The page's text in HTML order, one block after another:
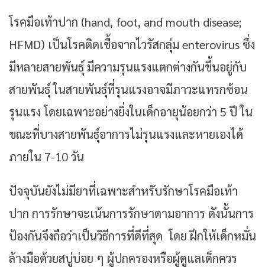
โรคมือเท้าปาก (hand, foot, and mouth disease;
HFMD) เป็นโรคติดเชื้อจากไวรัสกลุ่ม enterovirus ซึ่ง
มีหลายสายพันธุ์ มีความรุนแรงแตกต่างกันขึ้นอยู่กับ
สายพันธุ์ ในสายพันธุ์ที่รุนแรงอาจมีภาวะแทรกซ้อน
รุนแรง โดยเฉพาะอย่างยิ่งในเด็กอายุน้อยกว่า 5 ปี ใน
ขณะที่บางสายพันธุ์อาการไม่รุนแรงและหายเองได้
ภายใน 7-10 วัน
ปัจจุบันยังไม่มียาที่เฉพาะสำหรับรักษาโรคมือเท้า
ปาก การรักษาจะเน้นการรักษาตามอาการ ดังนั้นการ
ป้องกันจึงถือว่าเป็นวิธีการที่ดีที่สุด โดย ฝึกให้เด็กหมั่น
ล้างมือด้วยสบู่บ่อย ๆ ผู้ปกครองหรือผู้ดูแลเด็กควร